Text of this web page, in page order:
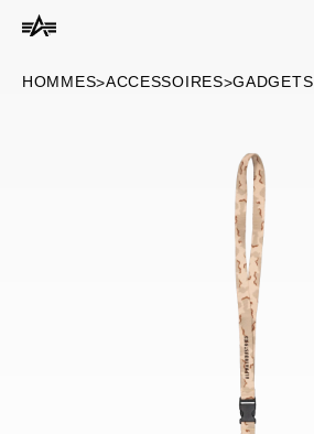
principal
HOMMES>ACCESSOIRES>GADGETS